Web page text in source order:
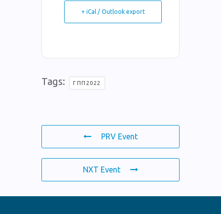
+ iCal / Outlook export
Tags: ΓΠΠ2022
PRV Event
NXT Event